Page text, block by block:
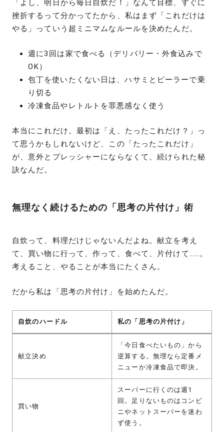
「よし、明日から毎日自炊だ！」なんて目標、すぐに
挫折するって分かってたから、私はまず「これだけは
やる」っていう超ミニマムなルールを決めたんだ。
週に3回は家で食べる（デリバリー・外食込みで
OK）
包丁を使いたくない日は、ハサミとピーラーで乗
り切る
冷凍食品やレトルトを罪悪感なく使う
本当にこれだけ。最初は「え、たったこれだけ？」っ
て思うかもしれないけど、この「たったこれだけ」
が、意外とプレッシャーにならなくて、続けられた秘
訣なんだ。
無理なく続けるための「思考の片付け」術
自炊って、料理だけじゃないんだよね。献立を考え
て、買い物に行って、作って、食べて、片付けて……。
考えること、やることが本当にたくさん。
だから私は「思考の片付け」を始めたんだ。
自炊のハードル 私の「思考の片付け」
献立決め
「今日食べたいもの」から
逆算する。無理なら定番メ
ニューか冷凍食品で即決。
買い物
スーパーに行くのは週1
回。足りないものはコンビ
ニやネットスーパーを迷わ
ず使う。